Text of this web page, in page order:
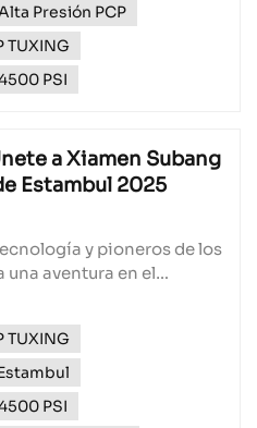
Presión PCP
TUXING
PSI
a Xiamen Subang
Estambul 2025
y pioneros de los
una aventura en el
sí! Xiamen Subang
para uno de los
del año: el Istanbul
la mejor alfombra roja!​
TUXING
PSI